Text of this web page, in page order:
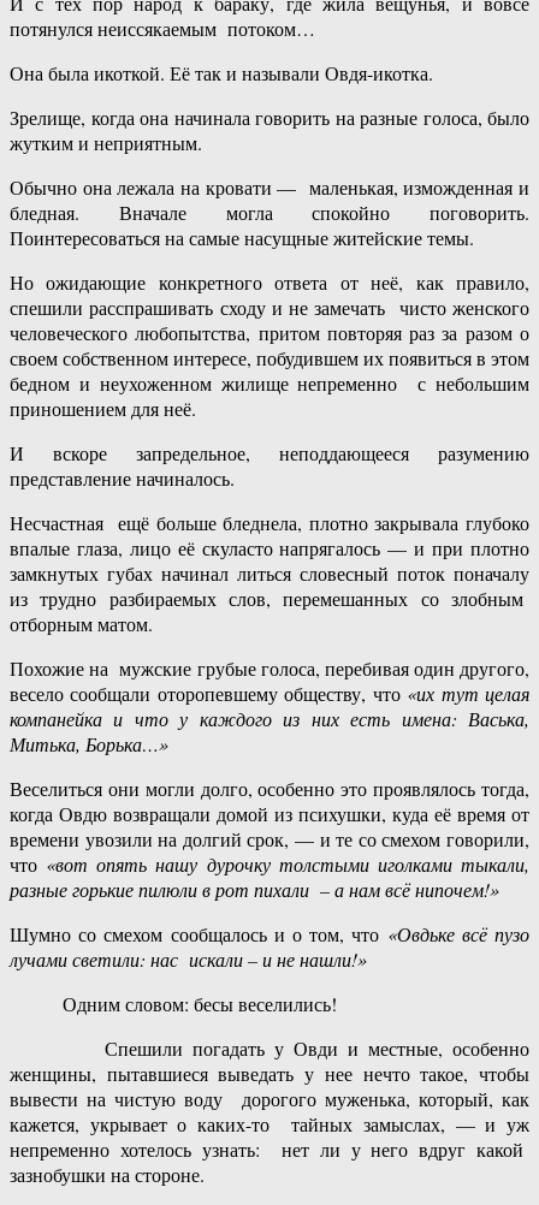
потянулся неиссякаемым потоком…
Она была икоткой. Её так и называли Овдя-икотка.
Зрелище, когда она начинала говорить на разные голоса, было
жутким и неприятным.
Обычно она лежала на кровати — маленькая, изможденная и
бледная. Вначале могла спокойно поговорить.
Поинтересоваться на самые насущные житейские темы.
Но ожидающие конкретного ответа от неё, как правило,
спешили расспрашивать сходу и не замечать чисто женского
человеческого любопытства, притом повторяя раз за разом о
своем собственном интересе, побудившем их появиться в этом
бедном и неухоженном жилище непременно с небольшим
приношением для неё.
И вскоре запредельное, неподдающееся разумению
представление начиналось.
Несчастная ещё больше бледнела, плотно закрывала глубоко
впалые глаза, лицо её скуласто напрягалось — и при плотно
замкнутых губах начинал литься словесный поток поначалу
из трудно разбираемых слов, перемешанных со злобным
отборным матом.
Похожие на мужские грубые голоса, перебивая один другого,
весело сообщали оторопевшему обществу, что «их тут целая
компанейка и что у каждого из них есть имена: Васька,
Митька, Борька…»
Веселиться они могли долго, особенно это проявлялось тогда,
когда Овдю возвращали домой из психушки, куда её время от
времени увозили на долгий срок, — и те со смехом говорили,
что «вот опять нашу дурочку толстыми иголками тыкали,
разные горькие пилюли в рот пихали – а нам всё нипочем!»
Шумно со смехом сообщалось и о том, что «Овдьке всё пузо
лучами светили: нас искали – и не нашли!»
Одним словом: бесы веселились!
Спешили погадать у Овди и местные, особенно
женщины, пытавшиеся выведать у нее нечто такое, чтобы
вывести на чистую воду дорогого муженька, который, как
кажется, укрывает о каких-то тайных замыслах, — и уж
непременно хотелось узнать: нет ли у него вдруг какой
зазнобушки на стороне.